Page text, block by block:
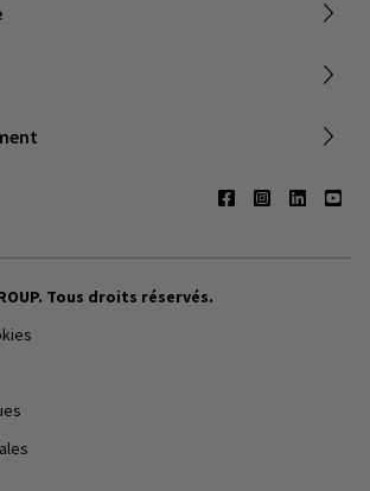
de Phlebologie
Tous droits réservés.